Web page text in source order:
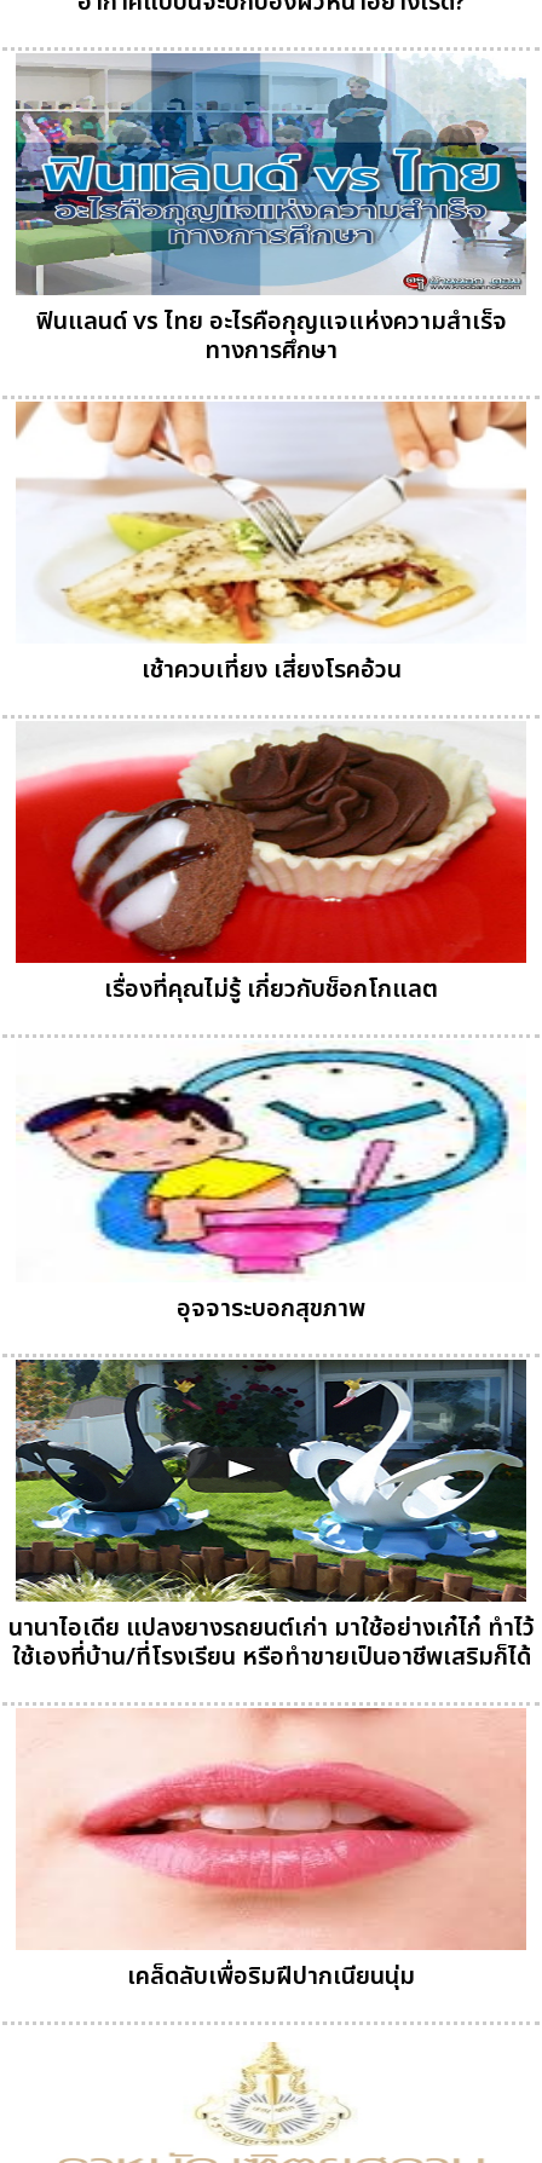
ฟินแลนด์ vs ไทย อะไรคือกุญแจแห่งความสำเร็จ
ทางการศึกษา
เช้าควบเที่ยง เสี่ยงโรคอ้วน
เรื่องที่คุณไม่รู้ เกี่ยวกับช็อกโกแลต
อุจจาระบอกสุขภาพ
นานาไอเดีย แปลงยางรถยนต์เก่า มาใช้อย่างเก๋ไก๋ ทำไว้
ใช้เองที่บ้าน/ที่โรงเรียน หรือทำขายเป็นอาชีพเสริมก็ได้
เคล็ดลับเพื่อริมฝีปากเนียนนุ่ม